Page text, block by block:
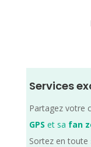
Services
Partagez votre
GPS et sa fan
Sortez en toute